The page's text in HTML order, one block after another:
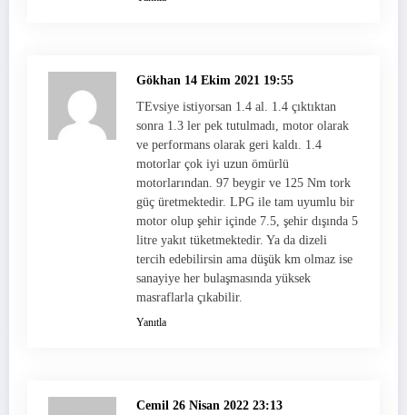
Gökhan 14 Ekim 2021 19:55
TEvsiye istiyorsan 1.4 al. 1.4 çıktıktan
sonra 1.3 ler pek tutulmadı, motor olarak
ve performans olarak geri kaldı. 1.4
motorlar çok iyi uzun ömürlü
motorlarından. 97 beygir ve 125 Nm tork
güç üretmektedir. LPG ile tam uyumlu bir
motor olup şehir içinde 7.5, şehir dışında 5
litre yakıt tüketmektedir. Ya da dizeli
tercih edebilirsin ama düşük km olmaz ise
sanayiye her bulaşmasında yüksek
masraflarla çıkabilir.
Yanıtla
Cemil 26 Nisan 2022 23:13